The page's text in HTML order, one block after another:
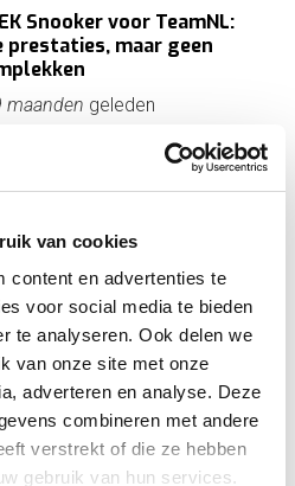
van cookies
content en advertenties te
voor social media te bieden
te analyseren. Ook delen we
van onze site met onze
adverteren en analyse. Deze
combineren met andere
verstrekt of die ze hebben
gebruik van hun services.
Snooker voor TeamNL:
prestaties, maar geen
maanden geleden
Nederlanders in laatste
voor EK 6-Reds en EK
maanden
voor Therese
in Duitsland: 40 in
maandengeleden